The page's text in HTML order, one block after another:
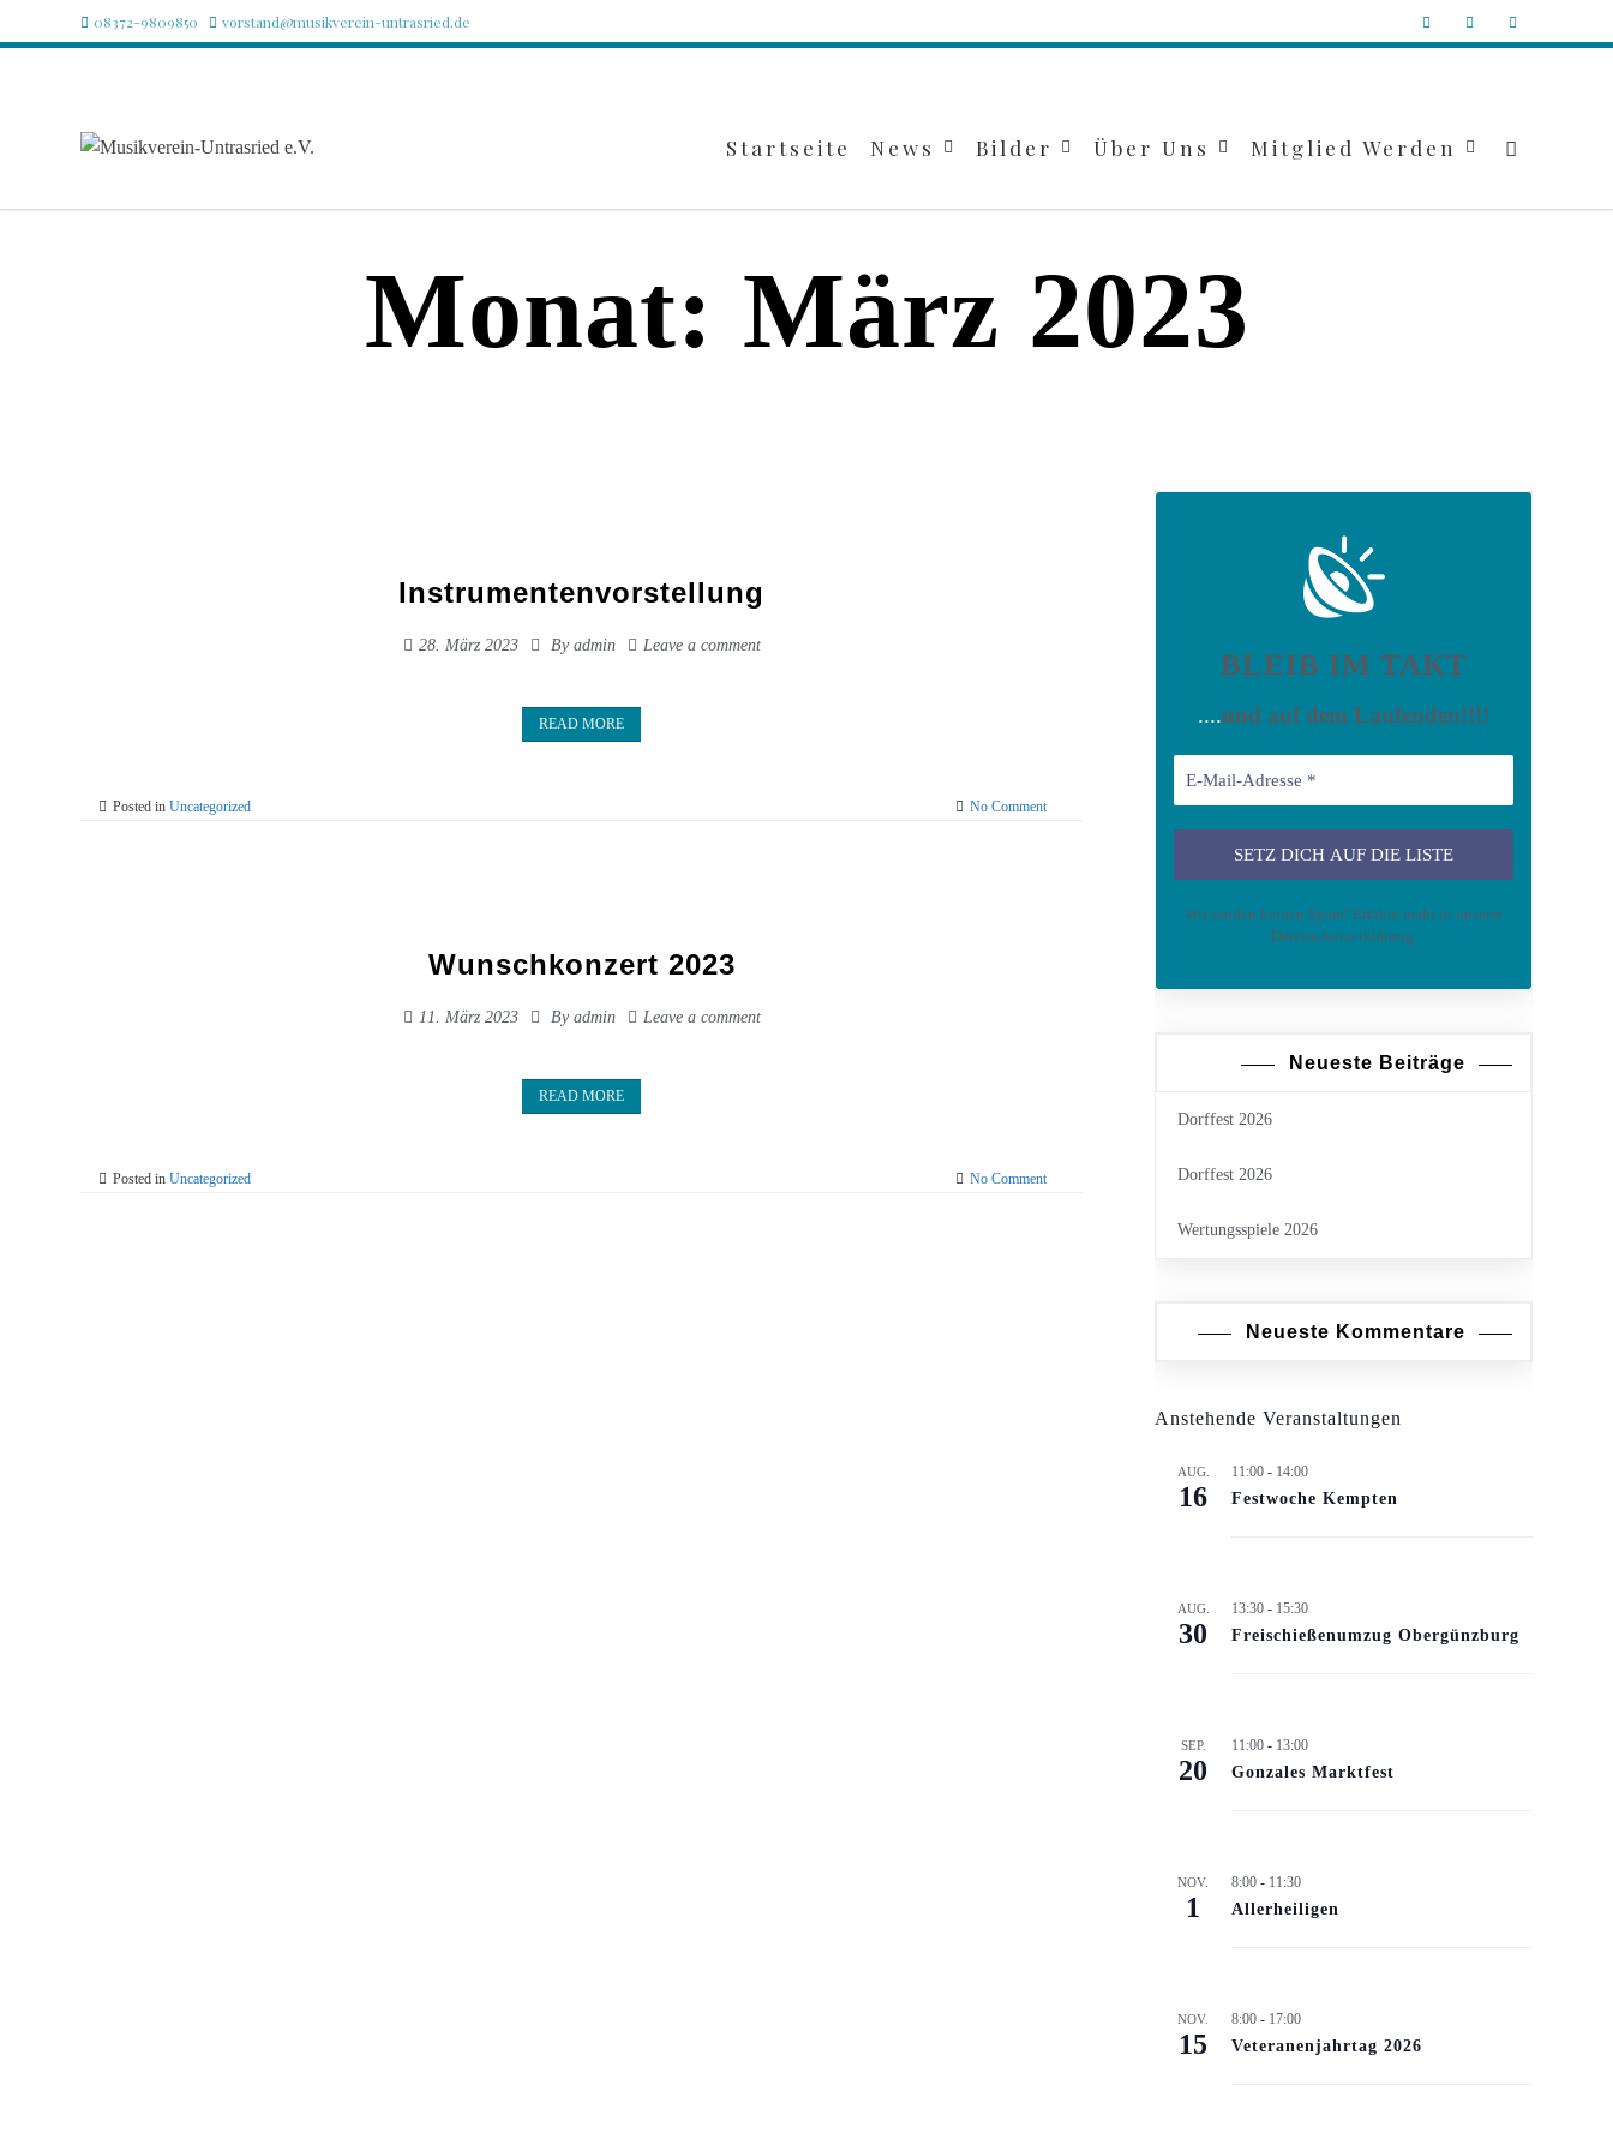
to
08372-9809850 vorstand@musikverein-untrasried.de
Startseite News Bilder Über Uns Mitglied Werden
Monat: März 2023
Instrumentenvorstellung
28. März 2023 By admin Leave a comment
READ MORE
Posted inUncategorized No Commenton
Instrumentenvorstellung
Wunschkonzert 2023
11. März 2023 By admin Leave a comment
READ MORE
Posted inUncategorized No Commenton
BLEIB IM TAKT
....und auf dem Laufenden!!!!
Wir senden keinen Spam! Erfahre mehr in unserer
Datenschutzerklärung.
Neueste Beiträge
Dorffest 2026
Dorffest 2026
Wertungsspiele 2026
Neueste Kommentare
Anstehende Veranstaltungen
AUG.
16
11:00 - 14:00
Festwoche Kempten
AUG.
30
13:30 - 15:30
Freischießenumzug Obergünzburg
SEP.
20
11:00 - 13:00
Gonzales Marktfest
NOV.
1
8:00 - 11:30
Allerheiligen
NOV.
15
8:00 - 17:00
Veteranenjahrtag 2026